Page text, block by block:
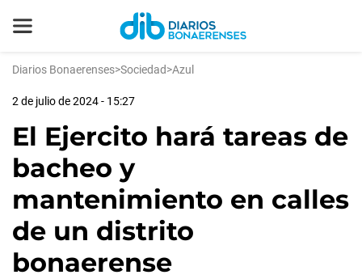
Diarios Bonaerenses>Sociedad>Azul
2 de julio de 2024 - 15:27
El Ejercito hará tareas de
bacheo y
mantenimiento en calles
de un distrito
bonaerense